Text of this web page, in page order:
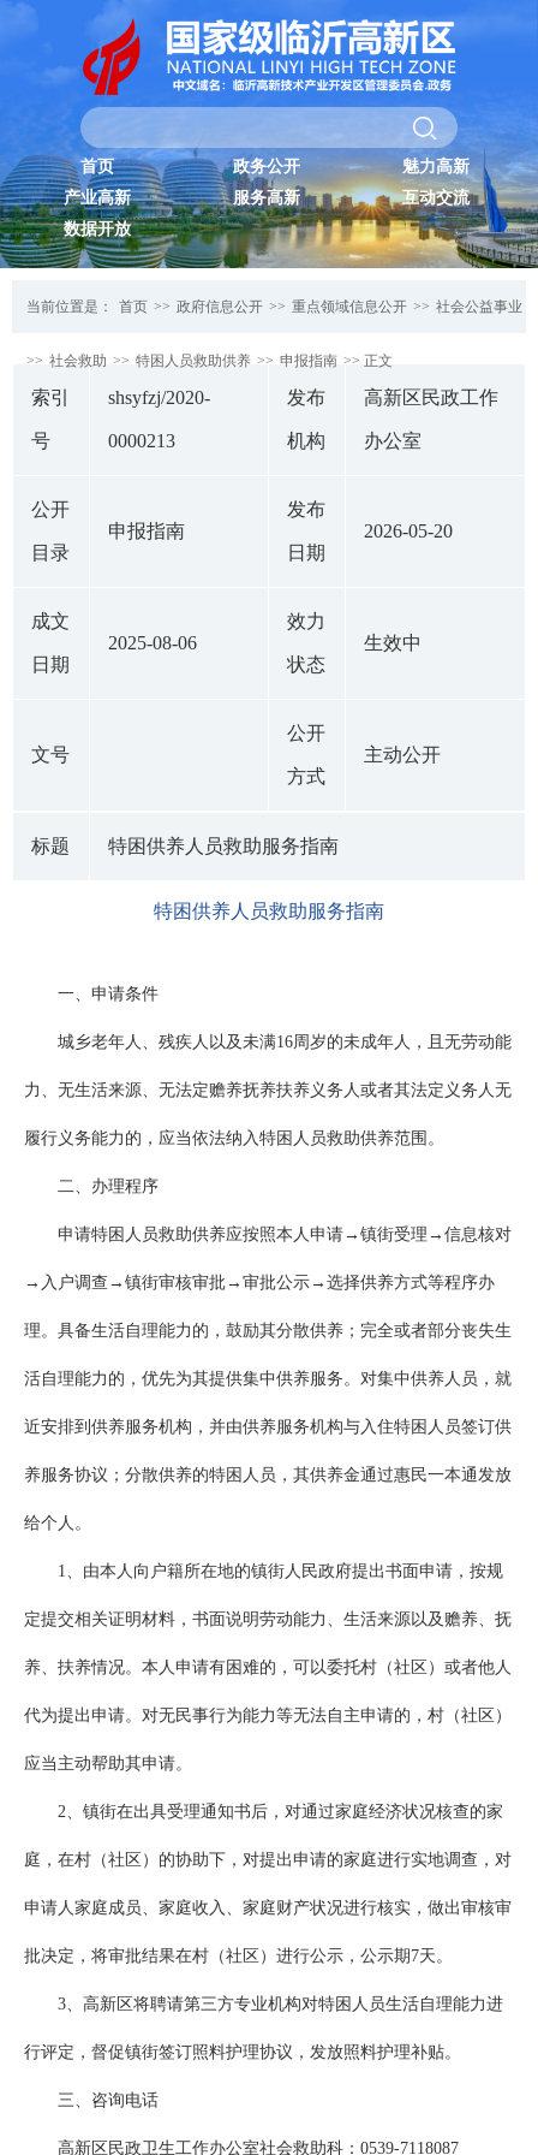
首页 政务公开
魅力高新
产业高新
服务高新
互动交流
数据开放
当前位置是： 首页 >> 政府信息公开 >> 重点领域信息公开 >> 社会公益事业
>> 社会救助 >> 特困人员救助供养 >> 申报指南 >> 正文
索引
号
shsyfzj/2020-
0000213
发布
机构
高新区民政工作
办公室
公开
目录
申报指南
发布
日期
2026-05-20
成文
日期
2025-08-06
效力
状态
生效中
文号
公开
方式
主动公开
标题 特困供养人员救助服务指南
特困供养人员救助服务指南
一、申请条件
城乡老年人、残疾人以及未满16周岁的未成年人，且无劳动能
力、无生活来源、无法定赡养抚养扶养义务人或者其法定义务人无
履行义务能力的，应当依法纳入特困人员救助供养范围。
二、办理程序
申请特困人员救助供养应按照本人申请→镇街受理→信息核对
→入户调查→镇街审核审批→审批公示→选择供养方式等程序办
理。具备生活自理能力的，鼓励其分散供养；完全或者部分丧失生
活自理能力的，优先为其提供集中供养服务。对集中供养人员，就
近安排到供养服务机构，并由供养服务机构与入住特困人员签订供
养服务协议；分散供养的特困人员，其供养金通过惠民一本通发放
给个人。
1、由本人向户籍所在地的镇街人民政府提出书面申请，按规
定提交相关证明材料，书面说明劳动能力、生活来源以及赡养、抚
养、扶养情况。本人申请有困难的，可以委托村（社区）或者他人
代为提出申请。对无民事行为能力等无法自主申请的，村（社区）
应当主动帮助其申请。
2、镇街在出具受理通知书后，对通过家庭经济状况核查的家
庭，在村（社区）的协助下，对提出申请的家庭进行实地调查，对
申请人家庭成员、家庭收入、家庭财产状况进行核实，做出审核审
批决定，将审批结果在村（社区）进行公示，公示期7天。
3、高新区将聘请第三方专业机构对特困人员生活自理能力进
行评定，督促镇街签订照料护理协议，发放照料护理补贴。
三、咨询电话
高新区民政卫生工作办公室社会救助科：0539-7118087